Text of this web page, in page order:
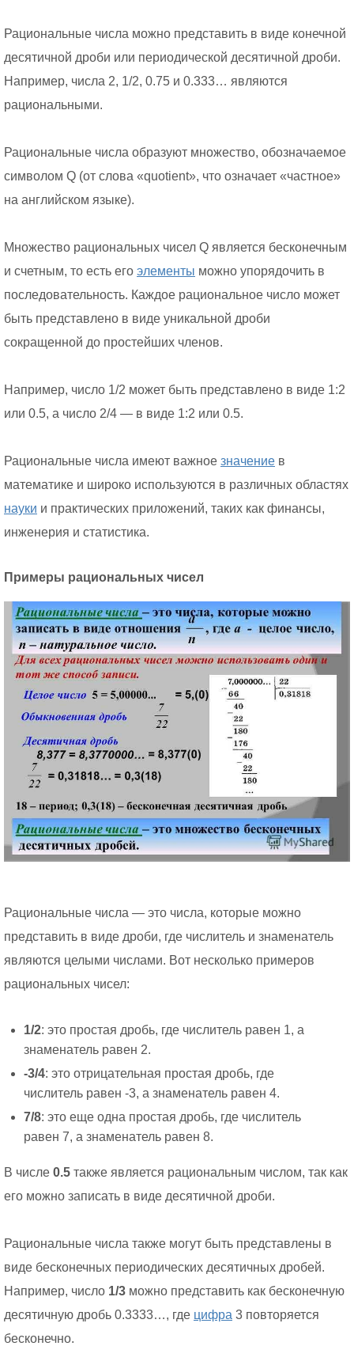
Рациональные числа можно представить в виде конечной
десятичной дроби или периодической десятичной дроби.
Например, числа 2, 1/2, 0.75 и 0.333… являются
рациональными.
Рациональные числа образуют множество, обозначаемое
символом Q (от слова «quotient», что означает «частное»
на английском языке).
Множество рациональных чисел Q является бесконечным
и счетным, то есть его элементы можно упорядочить в
последовательность. Каждое рациональное число может
быть представлено в виде уникальной дроби
сокращенной до простейших членов.
Например, число 1/2 может быть представлено в виде 1:2
или 0.5, а число 2/4 — в виде 1:2 или 0.5.
Рациональные числа имеют важное значение в
математике и широко используются в различных областях
науки и практических приложений, таких как финансы,
инженерия и статистика.
Примеры рациональных чисел
Рациональные числа — это числа, которые можно
представить в виде дроби, где числитель и знаменатель
являются целыми числами. Вот несколько примеров
рациональных чисел:
1/2: это простая дробь, где числитель равен 1, а
знаменатель равен 2.
-3/4: это отрицательная простая дробь, где
числитель равен -3, а знаменатель равен 4.
7/8: это еще одна простая дробь, где числитель
равен 7, а знаменатель равен 8.
В числе 0.5 также является рациональным числом, так как
его можно записать в виде десятичной дроби.
Рациональные числа также могут быть представлены в
виде бесконечных периодических десятичных дробей.
Например, число 1/3 можно представить как бесконечную
десятичную дробь 0.3333…, где цифра 3 повторяется
бесконечно.